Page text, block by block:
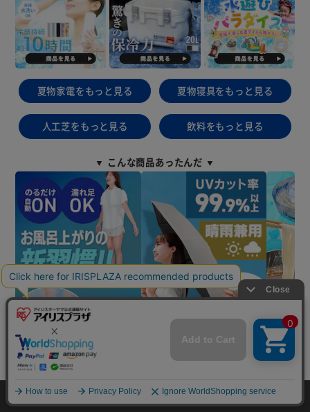
在庫切れ mail_outline入荷したらメールでお知らせ
夏物家電をもっと見る 夏物寝具をもっと見る
人工芝をもっと見る 飲料をもっと見る
▼ こんな商品あったんだ ▼
▼ 食品・飲料おすすめ ▼
HOME 探す ログイン お気に入り お知らせ